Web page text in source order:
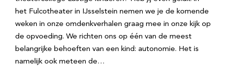
het Fulcotheater in IJsselstein nemen we je de komende
weken in onze omdenkverhalen graag mee in onze kijk op
de opvoeding. We richten ons op één van de meest
belangrijke behoeften van een kind: autonomie. Het is
namelijk ook meteen de…